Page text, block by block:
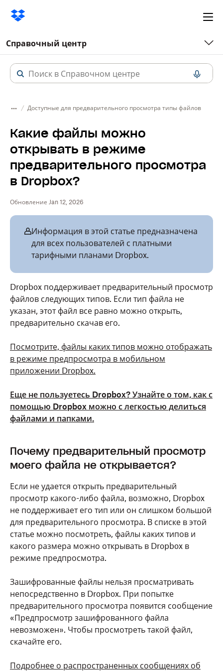
Справочный центр
Доступные для предварительного просмотра типы файлов
Какие файлы можно
открывать в режиме
предварительного просмотра
в Dropbox?
Обновление Jan 12, 2026
Информация в этой статье предназначена
для всех пользователей с платными
тарифными планами Dropbox.
Dropbox поддерживает предварительный просмотр
файлов следующих типов. Если тип файла не
указан, этот файл все равно можно открыть,
предварительно скачав его.
Посмотрите, файлы каких типов можно отображать
в режиме предпросмотра в мобильном
приложении Dropbox.
Еще не пользуетесь Dropbox? Узнайте о том, как с
помощью Dropbox можно с легкостью делиться
файлами и папками.
Почему предварительный просмотр
моего файла не открывается?
Если не удается открыть предварительный
просмотр какого-либо файла, возможно, Dropbox
не поддерживает его тип или он слишком большой
для предварительного просмотра. В списке в этой
статье можно посмотреть, файлы каких типов и
какого размера можно открывать в Dropbox в
режиме предпросмотра.
Зашифрованные файлы нельзя просматривать
непосредственно в Dropbox. При попытке
предварительного просмотра появится сообщение
«Предпросмотр зашифрованного файла
невозможен». Чтобы просмотреть такой файл,
скачайте его.
Подробнее о распространенных сообщениях об